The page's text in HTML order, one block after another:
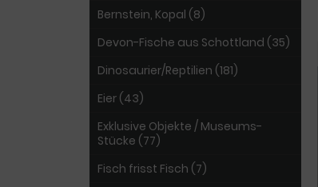
Bernstein, Kopal (8)
Devon-Fische aus Schottland (35)
Dinosaurier/Reptilien (181)
Eier (43)
Exklusive Objekte / Museums-
Stücke (77)
Fisch frisst Fisch (7)